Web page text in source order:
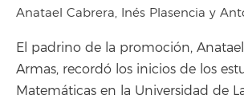
Anatael Cabrera, Inés Plasencia y
El padrino de la promoción,
Armas, recordó los inicios de los
Matemáticas en la Universidad de